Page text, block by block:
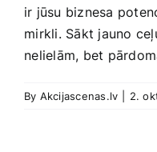
ir jūsu biznesa
⁢mirkli. Sākt jauno
⁣nelielām, bet
By Akcijascenas.lv 2.